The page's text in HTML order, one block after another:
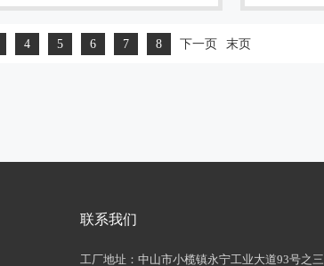
4 5 6 7 8 下一页 末页
联系我们
工厂地址：中山市小榄镇永宁工业大道93号之三